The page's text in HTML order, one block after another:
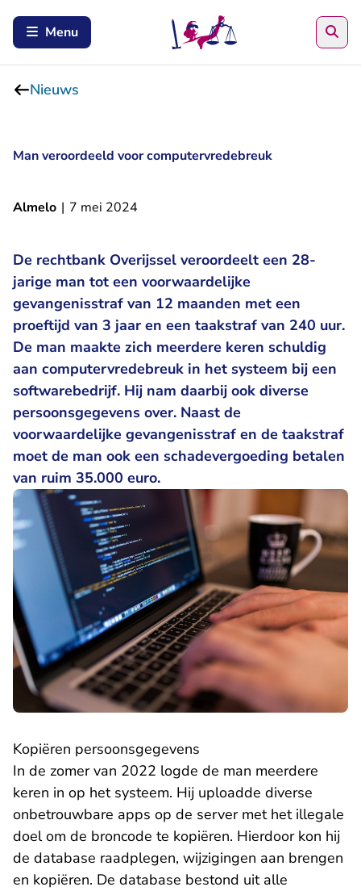
Menu
Nieuws
Man veroordeeld voor computervredebreuk
Almelo | 7 mei 2024
De rechtbank Overijssel veroordeelt een 28-
jarige man tot een voorwaardelijke
gevangenisstraf van 12 maanden met een
proeftijd van 3 jaar en een taakstraf van 240 uur.
De man maakte zich meerdere keren schuldig
aan computervredebreuk in het systeem bij een
softwarebedrijf. Hij nam daarbij ook diverse
persoonsgegevens over. Naast de
voorwaardelijke gevangenisstraf en de taakstraf
moet de man ook een schadevergoeding betalen
van ruim 35.000 euro.
Kopiëren persoonsgegevens
In de zomer van 2022 logde de man meerdere
keren in op het systeem. Hij uploadde diverse
onbetrouwbare apps op de server met het illegale
doel om de broncode te kopiëren. Hierdoor kon hij
de database raadplegen, wijzigingen aan brengen
en kopiëren. De database bestond uit alle